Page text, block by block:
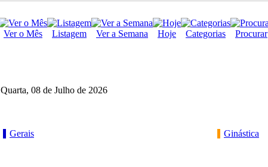
Ver o Mês Listagem Ver a Semana Hoje Categorias Procurar
Quarta, 08 de Julho de 2026
Gerais Ginástica